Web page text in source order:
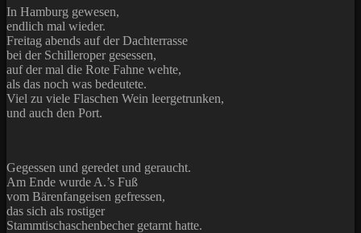
In Hamburg gewesen,
endlich mal wieder.
Freitag abends auf der Dachterrasse
bei der Schilleroper gesessen,
auf der mal die Rote Fahne wehte,
als das noch was bedeutete.
Viel zu viele Flaschen Wein leergetrunken,
und auch den Port.
Gegessen und geredet und geraucht.
Am Ende wurde A.’s Fuß
vom Bärenfangeisen gefressen,
das sich als rostiger
Stammtischaschenbecher getarnt hatte.